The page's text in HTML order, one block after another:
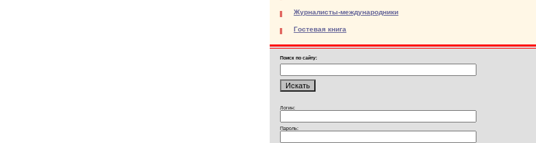
Журналисты-международники
Гостевая книга
Поиск по сайту:
Логин:
Пароль: